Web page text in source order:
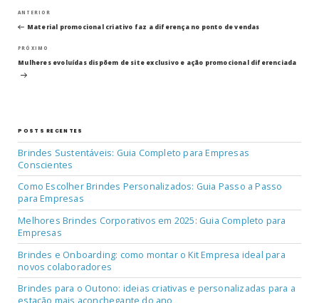
Navegação
de
Post
Post
anterior
ANTERIOR
Material promocional criativo faz a diferença no ponto de vendas
Próximo
post
PRÓXIMO
Mulheres evoluídas dispõem de site exclusivo e ação promocional diferenciada
POSTS RECENTES
Brindes Sustentáveis: Guia Completo para Empresas
Conscientes
Como Escolher Brindes Personalizados: Guia Passo a Passo
para Empresas
Melhores Brindes Corporativos em 2025: Guia Completo para
Empresas
Brindes e Onboarding: como montar o Kit Empresa ideal para
novos colaboradores
Brindes para o Outono: ideias criativas e personalizadas para a